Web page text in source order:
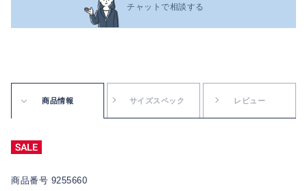
チャットで相談する
商品情報 サイズスペック レビュー
商品番号 9255660